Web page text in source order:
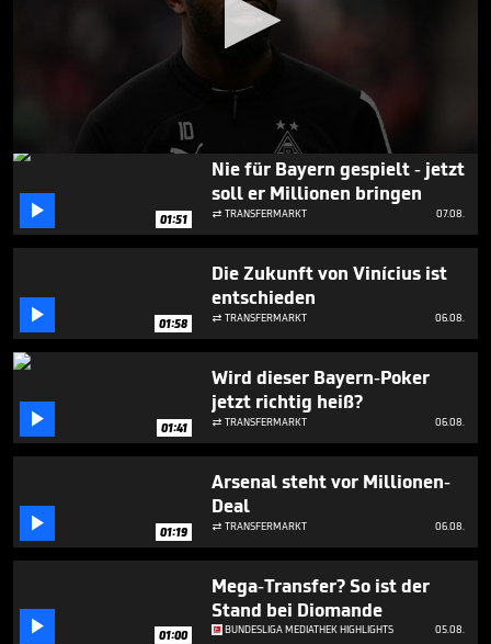
0
of
minute,
33
BVB-Offerte erneut
gescheitert?
 01:51
Nie für Bayern gespielt - jetzt
soll er Millionen bringen
 TRANSFERMARKT 07.08.
 01:58
Die Zukunft von Vinícius ist
entschieden
 TRANSFERMARKT 06.08.
 01:41
Wird dieser Bayern-Poker
jetzt richtig heiß?
 TRANSFERMARKT 06.08.
 01:19
Arsenal steht vor Millionen-
Deal
 TRANSFERMARKT 06.08.
 01:00
Mega-Transfer? So ist der
Stand bei Diomande
BUNDESLIGA MEDIATHEK HIGHLIGHTS 05.08.